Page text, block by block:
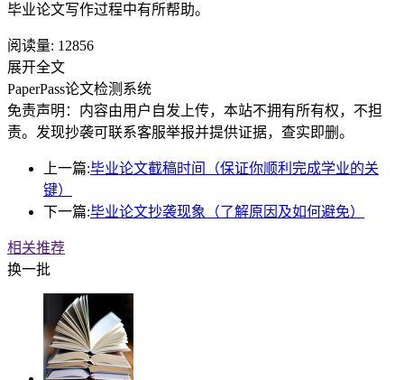
毕业论文写作过程中有所帮助。
阅读量: 12856
展开全文
PaperPass论文检测系统
免责声明：内容由用户自发上传，本站不拥有所有权，不担
责。发现抄袭可联系客服举报并提供证据，查实即删。
上一篇:毕业论文截稿时间（保证你顺利完成学业的关
键）
下一篇:毕业论文抄袭现象（了解原因及如何避免）
相关推荐
换一批